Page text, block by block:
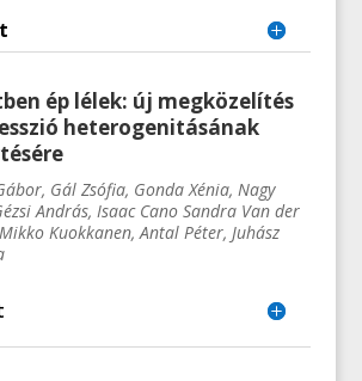
ép lélek: új megközelítés
heterogenitásának
Gál Zsófia, Gonda Xénia, Nagy
András, Isaac Cano Sandra Van der
Kuokkanen, Antal Péter, Juhász